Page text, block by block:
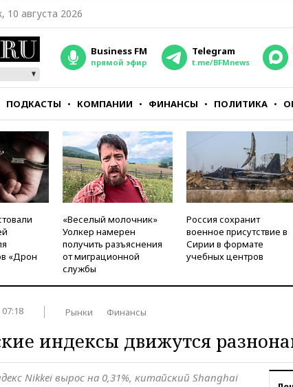
10 августа 2026
Business FM
прямой эфир
Telegram
t.me/BFMnews
ПОДКАСТЫ КОМПАНИИ ФИНАНСЫ ПОЛИТИКА
«Дрон
«Веселый молочник»
Уолкер намерен
получить разъяснения
от миграционной
службы
Россия сохранит
военное присутствие в
Сирии в формате
учебных центров
Рынки Финансы
индексы движутся
Nikkei вырос на 0,31%, китайский Shanghai